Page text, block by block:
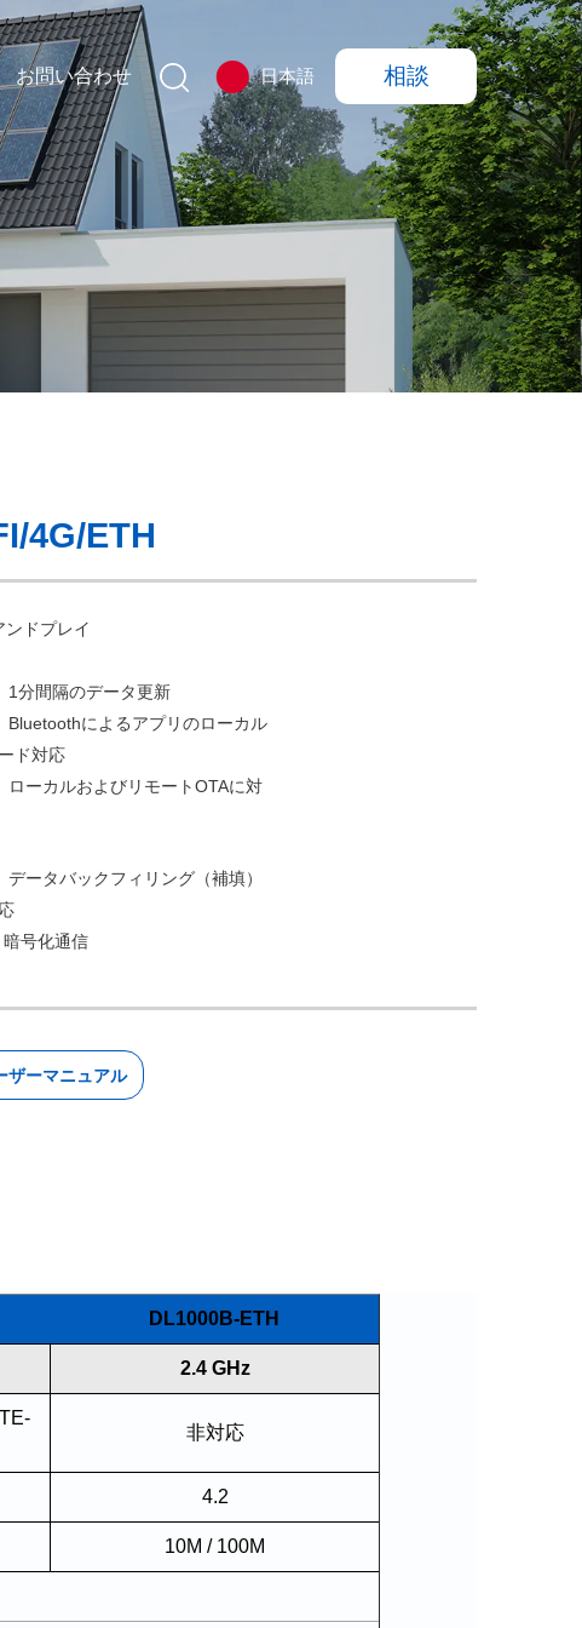
お問い合わせ 日本語 相談
4G/ETH
ンドプレイ
1分間隔のデータ更新
Bluetoothによるアプリのローカル
ド対応
ローカルおよびリモートOTAに対
データバックフィリング（補填）
暗号化通信
ザーマニュアル
DL1000B-ETH
2.4 GHz
非対応
4.2
10M / 100M